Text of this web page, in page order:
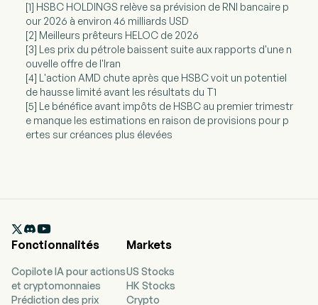
[1] HSBC HOLDINGS relève sa prévision de RNI bancaire p
our 2026 à environ 46 milliards USD
[2] Meilleurs prêteurs HELOC de 2026
[3] Les prix du pétrole baissent suite aux rapports d'une n
ouvelle offre de l'Iran
[4] L'action AMD chute après que HSBC voit un potentiel
de hausse limité avant les résultats du T1
[5] Le bénéfice avant impôts de HSBC au premier trimestr
e manque les estimations en raison de provisions pour p
ertes sur créances plus élevées

Fonctionnalités
Copilote IA pour actions
et cryptomonnaies
Prédiction des prix
Markets
US Stocks
HK Stocks
Crypto